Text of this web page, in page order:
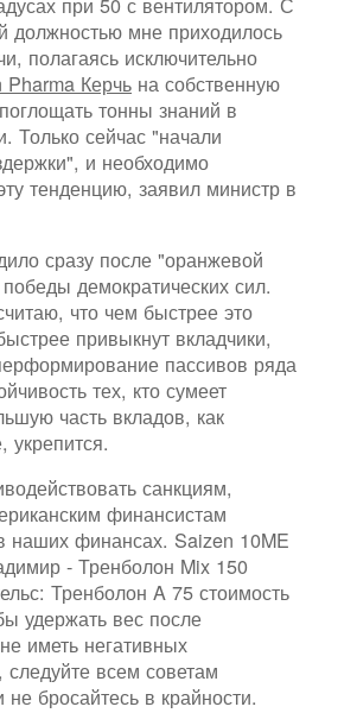
должностью мне приходилось
полагаясь исключительно
Керчь на собственную
тонны знаний в
Только сейчас "начали
и необходимо
тенденцию, заявил министр в
сразу после "оранжевой
демократических сил.
что чем быстрее это
привыкнут вкладчики,
пассивов ряда
тех, кто сумеет
часть вкладов, как
укрепится.
санкциям,
финансистам
наших финансах. Saizen 10ME
- Тренболон Mix 150
Тренболон A 75 стоимость
удержать вес после
иметь негативных
следуйте всем советам
не бросайтесь в крайности.